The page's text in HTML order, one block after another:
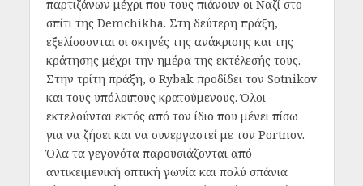
παρτιζάνων μέχρι που τους πιάνουν οι Ναζί στο
σπίτι της Demchikha. Στη δεύτερη πράξη,
εξελίσσονται οι σκηνές της ανάκρισης και της
κράτησης μέχρι την ημέρα της εκτέλεσής τους.
Στην τρίτη πράξη, ο Rybak προδίδει τον Sotnikov
και τους υπόλοιπους κρατούμενους. Όλοι
εκτελούνται εκτός από τον ίδιο που μένει πίσω
για να ζήσει και να συνεργαστεί με τον Portnov.
Όλα τα γεγονότα παρουσιάζονται από
αντικειμενική οπτική γωνία και πολύ σπάνια